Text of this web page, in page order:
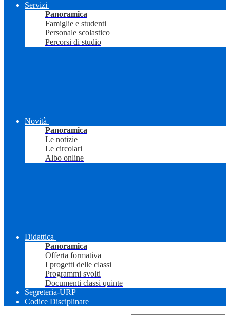
Servizi
Panoramica
Famiglie e studenti
Personale scolastico
Percorsi di studio
Novità
Panoramica
Le notizie
Le circolari
Albo online
Didattica
Panoramica
Offerta formativa
I progetti delle classi
Programmi svolti
Documenti classi quinte
Segreteria-URP
Codice Disciplinare